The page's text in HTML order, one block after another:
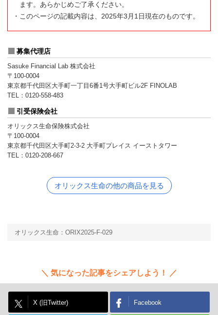
ます。あらかじめご了承ください。
・このページの記載内容は、2025年3月1日現在のものです。
募集代理店
Sasuke Financial Lab 株式会社
〒100-0004
東京都千代田区大手町一丁目6番1号大手町ビル2F FINOLAB
TEL：0120-558-483
引受保険会社
オリックス生命保険株式会社
〒100-0004
東京都千代田区大手町2-3-2 大手町プレイス イーストタワー
TEL：0120-208-667
オリックス生命の他の商品を見る
オリックス生命：ORIX2025-F-029
気になった記事をシェアしよう！
X (旧Twitter) Facebook